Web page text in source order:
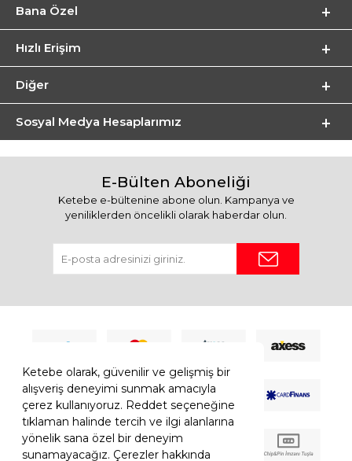
Ketebe olarak, güvenilir ve gelişmiş bir
alışveriş deneyimi sunmak amacıyla
çerez kullanıyoruz. Reddet seçeneğine
tıklaman halinde tercih ve ilgi alanlarına
yönelik sana özel bir deneyim
sunamayacağız. Çerezler hakkında
Bana Özel
Hızlı Erişim
Diğer
Sosyal Medya Hesaplarımız
E-Bülten Aboneliği
Ketebe e-bültenine abone olun. Kampanya ve
yeniliklerden öncelikli olarak haberdar olun.